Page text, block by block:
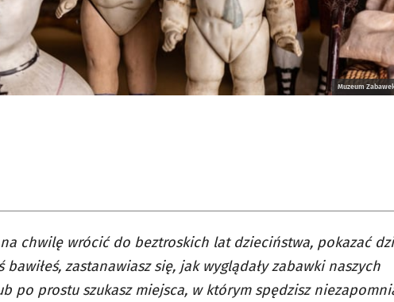
Muzeum
na chwilę wrócić do beztroskich lat dzieciństwa, pokazać
bawiłeś, zastanawiasz się, jak wyglądały zabawki naszych
po prostu szukasz miejsca, w którym spędzisz